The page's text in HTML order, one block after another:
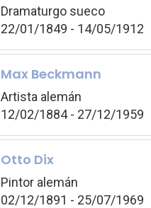
Dramaturgo sueco
22/01/1849 - 14/05/1912
Max Beckmann
Artista alemán
12/02/1884 - 27/12/1959
Otto Dix
Pintor alemán
02/12/1891 - 25/07/1969